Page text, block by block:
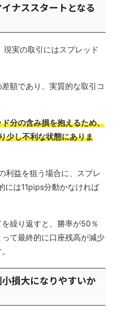
ナススタートとなる
実の取引にはスプレッド
額であり、実質的な取引コ
分の含み損を抱えるため、
少し不利な状態にありま
利益を狙う場合に、スプレ
には11pips分動かなければ
繰り返すと、勝率が50％
て最終的に口座残高が減少
損大になりやすいか